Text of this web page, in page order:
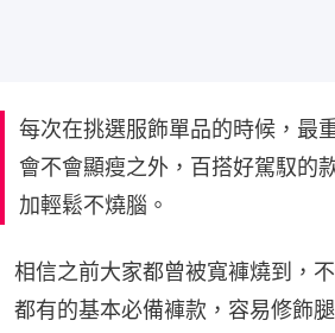
每次在挑選服飾單品的時候，最
會不會顯瘦之外，百搭好駕馭的
加輕鬆不燒腦。
相信之前大家都曾被寬褲燒到，
都有的基本必備褲款，容易修飾